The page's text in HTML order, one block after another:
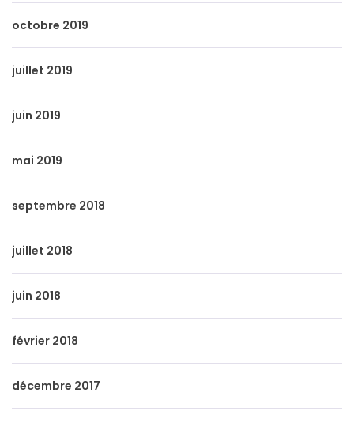
octobre 2019
juillet 2019
juin 2019
mai 2019
septembre 2018
juillet 2018
juin 2018
février 2018
décembre 2017